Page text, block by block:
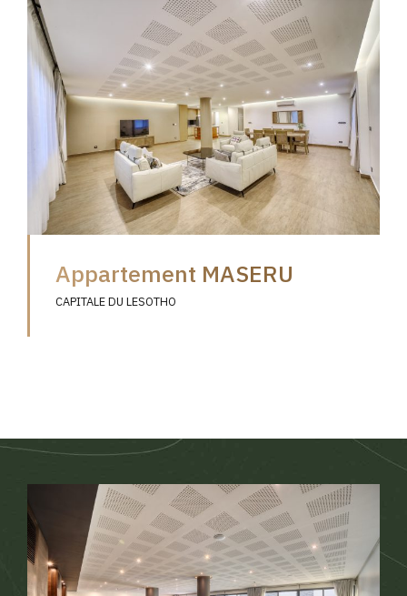
Appartement MASERU
CAPITALE DU LESOTHO